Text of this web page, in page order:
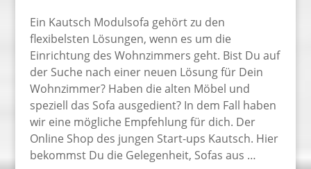
Ein Kautsch Modulsofa gehört zu den
flexibelsten Lösungen, wenn es um die
Einrichtung des Wohnzimmers geht. Bist Du auf
der Suche nach einer neuen Lösung für Dein
Wohnzimmer? Haben die alten Möbel und
speziell das Sofa ausgedient? In dem Fall haben
wir eine mögliche Empfehlung für dich. Der
Online Shop des jungen Start-ups Kautsch. Hier
bekommst Du die Gelegenheit, Sofas aus …